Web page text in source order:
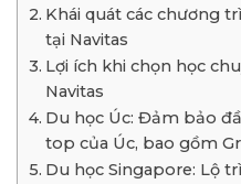
Khái quát các chương
tại Navitas
Lợi ích khi chọn học
Navitas
Du học Úc: Đảm bảo
top của Úc, bao gồm
Du học Singapore: Lộ